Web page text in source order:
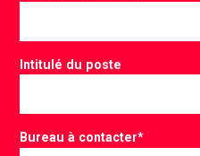
Intitulé du poste
Bureau à contacter*